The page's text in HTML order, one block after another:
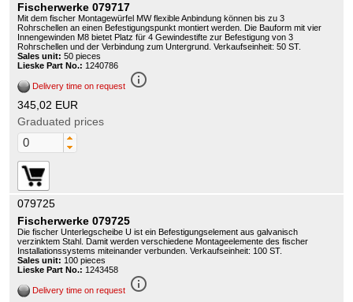
Fischerwerke 079717
Mit dem fischer Montagewürfel MW flexible Anbindung können bis zu 3
Rohrschellen an einen Befestigungspunkt montiert werden. Die Bauform mit vier
Innengewinden M8 bietet Platz für 4 Gewindestifte zur Befestigung von 3
Rohrschellen und der Verbindung zum Untergrund. Verkaufseinheit: 50 ST.
Sales unit: 50 pieces
Lieske Part No.: 1240786
Delivery time on request info_outline
345,02 EUR
Graduated prices
079725
Fischerwerke 079725
Die fischer Unterlegscheibe U ist ein Befestigungselement aus galvanisch
verzinktem Stahl. Damit werden verschiedene Montageelemente des fischer
Installationssystems miteinander verbunden. Verkaufseinheit: 100 ST.
Sales unit: 100 pieces
Lieske Part No.: 1243458
Delivery time on request info_outline